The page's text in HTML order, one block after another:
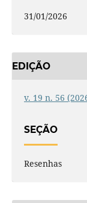
31/01/2026
EDIÇÃO
v. 19 n. 56
SEÇÃO
Resenhas